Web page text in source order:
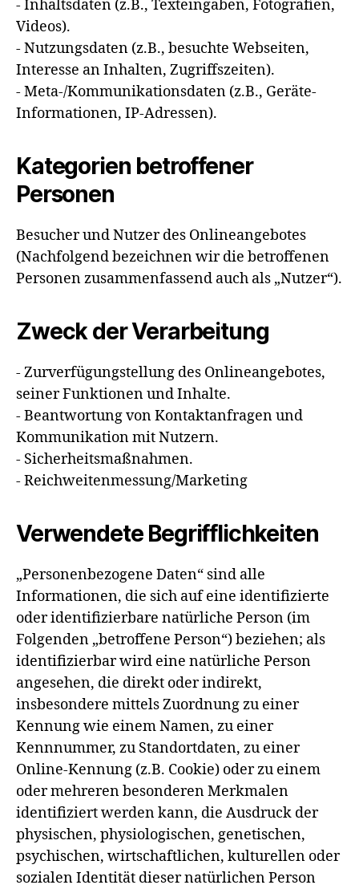
- Inhaltsdaten (z.B., Texteingaben, Fotografien,
Videos).
- Nutzungsdaten (z.B., besuchte Webseiten,
Interesse an Inhalten, Zugriffszeiten).
- Meta-/Kommunikationsdaten (z.B., Geräte-
Informationen, IP-Adressen).
Kategorien betroffener
Personen
Besucher und Nutzer des Onlineangebotes
(Nachfolgend bezeichnen wir die betroffenen
Personen zusammenfassend auch als „Nutzer“).
Zweck der Verarbeitung
- Zurverfügungstellung des Onlineangebotes,
seiner Funktionen und Inhalte.
- Beantwortung von Kontaktanfragen und
Kommunikation mit Nutzern.
- Sicherheitsmaßnahmen.
- Reichweitenmessung/Marketing
Verwendete Begrifflichkeiten
„Personenbezogene Daten“ sind alle
Informationen, die sich auf eine identifizierte
oder identifizierbare natürliche Person (im
Folgenden „betroffene Person“) beziehen; als
identifizierbar wird eine natürliche Person
angesehen, die direkt oder indirekt,
insbesondere mittels Zuordnung zu einer
Kennung wie einem Namen, zu einer
Kennnummer, zu Standortdaten, zu einer
Online-Kennung (z.B. Cookie) oder zu einem
oder mehreren besonderen Merkmalen
identifiziert werden kann, die Ausdruck der
physischen, physiologischen, genetischen,
psychischen, wirtschaftlichen, kulturellen oder
sozialen Identität dieser natürlichen Person